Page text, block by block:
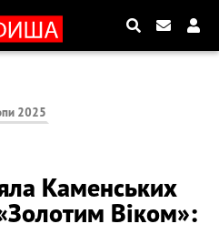
2025
Каменських
Віком»: